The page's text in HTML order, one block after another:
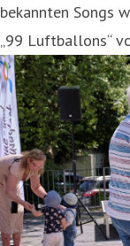
bekannten Songs
„99 Luftballons“